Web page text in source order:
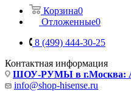
Корзина0
Отложенные0
8 (499) 444-30-25
Контактная информация
ШОУ-РУМЫ в г.Москва:
info@shop-hisense.ru